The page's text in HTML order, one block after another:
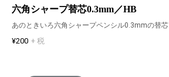
六角シャープ替芯0.3mm／HB
あのときいろ六角シャープペンシル0.3mmの替芯
¥200 + 税